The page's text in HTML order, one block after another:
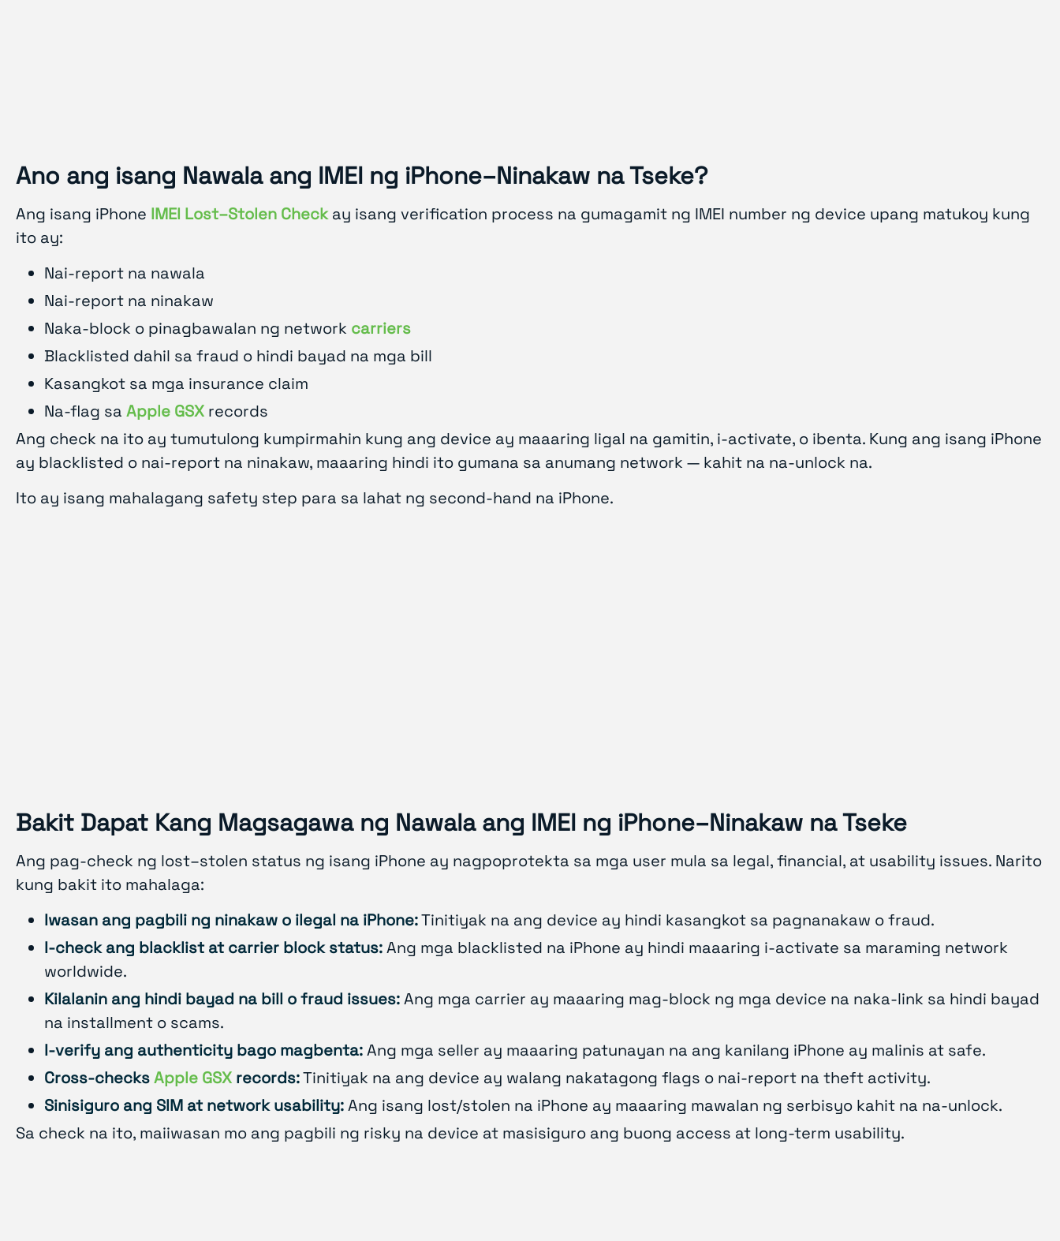
Ano ang isang Nawala ang IMEI ng iPhone–Ninakaw na Tseke?
Ang isang iPhone IMEI Lost–Stolen Checkay isang verification process na gumagamit ng IMEI number ng device upang matukoy kung
ito ay:
Nai-report na nawala
Nai-report na ninakaw
Naka-block o pinagbawalan ng network carriers
Blacklisted dahil sa fraud o hindi bayad na mga bill
Kasangkot sa mga insurance claim
Na-flag sa Apple GSX records
Ang check na ito ay tumutulong kumpirmahin kung ang device ay maaaring ligal na gamitin, i-activate, o ibenta. Kung ang isang iPhone
ay blacklisted o nai-report na ninakaw, maaaring hindi ito gumana sa anumang network — kahit na na-unlock na.
Ito ay isang mahalagang safety step para sa lahat ng second-hand na iPhone.
Bakit Dapat Kang Magsagawa ng Nawala ang IMEI ng iPhone–Ninakaw na Tseke
Ang pag-check ng lost–stolen status ng isang iPhone ay nagpoprotekta sa mga user mula sa legal, financial, at usability issues. Narito
kung bakit ito mahalaga:
Iwasan ang pagbili ng ninakaw o ilegal na iPhone:Tinitiyak na ang device ay hindi kasangkot sa pagnanakaw o fraud.
I-check ang blacklist at carrier block status:Ang mga blacklisted na iPhone ay hindi maaaring i-activate sa maraming network
worldwide.
Kilalanin ang hindi bayad na bill o fraud issues:Ang mga carrier ay maaaring mag-block ng mga device na naka-link sa hindi bayad
na installment o scams.
I-verify ang authenticity bago magbenta:Ang mga seller ay maaaring patunayan na ang kanilang iPhone ay malinis at safe.
Cross-checksApple GSX records:Tinitiyak na ang device ay walang nakatagong flags o nai-report na theft activity.
Sinisiguro ang SIM at network usability:Ang isang lost/stolen na iPhone ay maaaring mawalan ng serbisyo kahit na na-unlock.
Sa check na ito, maiiwasan mo ang pagbili ng risky na device at masisiguro ang buong access at long-term usability.